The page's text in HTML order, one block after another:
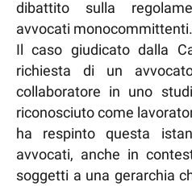
dibattito sulla
avvocati monocommittenti.
Il caso giudicato dalla
richiesta di un
collaboratore in uno
riconosciuto come
ha respinto questa
avvocati, anche in
soggetti a una gerarchia